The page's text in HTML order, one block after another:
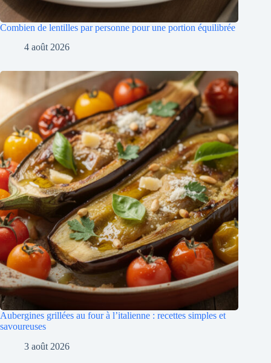
Combien de lentilles par personne pour une portion équilibrée
4 août 2026
Aubergines grillées au four à l’italienne : recettes simples et
savoureuses
3 août 2026